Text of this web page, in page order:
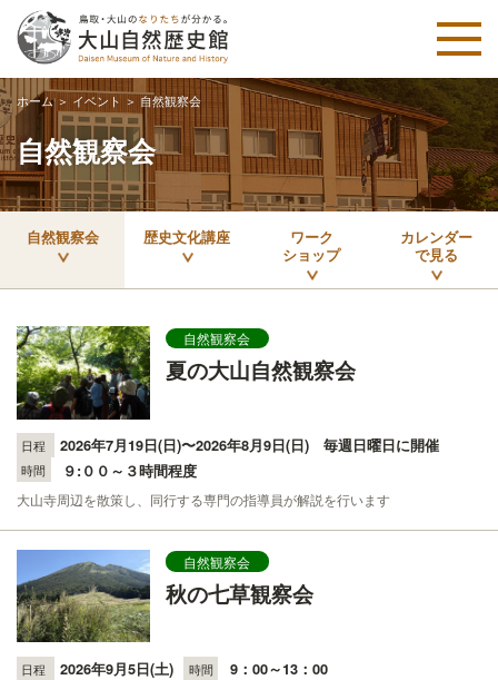
ホーム＞ イベント ＞自然観察会
自然観察会
自然観察会 歴史文化講座
ワーク
ショップ
カレンダー
で見る
自然観察会
夏の大山自然観察会
日程 2026年7月19日(日)〜2026年8月9日(日)毎週日曜日に開催
時間 ９:００～３時間程度
大山寺周辺を散策し、同行する専門の指導員が解説を行います
自然観察会
秋の七草観察会
日程 2026年9月5日(土) 時間 9：00～13：00